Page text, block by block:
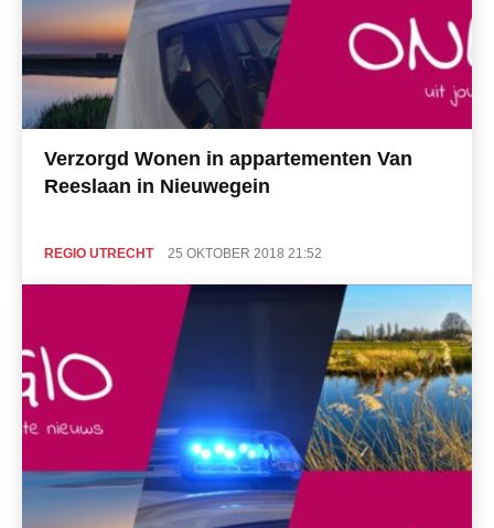
Verzorgd Wonen in appartementen Van
Reeslaan in Nieuwegein
REGIO UTRECHT 25 OKTOBER 2018 21:52